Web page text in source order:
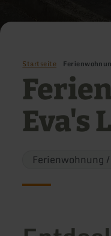
Startseite
Eva's
Ferienwohnung